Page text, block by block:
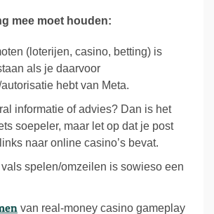
mee moet houden:
(loterijen, casino, betting) is
als je daarvoor
hebt van Meta.
informatie of advies? Dan is het
soepeler, maar let op dat je post
naar online casino’s bevat.
spelen/omzeilen is sowieso een
van real-money casino gameplay